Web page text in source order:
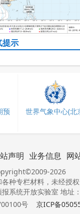
提示
预
世界气象中心(北
声明 业务信息 网
2026
种专栏材料，未经授
系统开放实验室 地址
号
京ICP备